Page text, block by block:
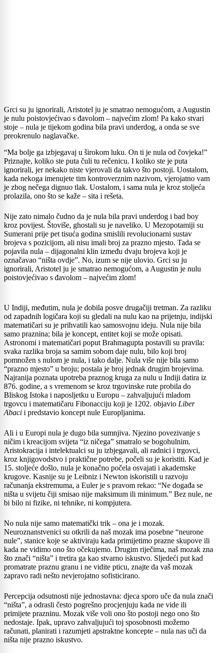
Grci su ju ignorirali, Aristotel ju je smatrao nemogućom, a Augustin
je nulu poistovjećivao s đavolom – najvećim zlom! Pa kako stvari
stoje – nula je tijekom godina bila pravi underdog, a onda se sve
preokrenulo naglavačke.
“Ma bolje ga izbjegavaj u širokom luku. On ti je nula od čovjeka!”
Priznajte, koliko ste puta čuli tu rečenicu. I koliko ste je puta
ignorirali, jer nekako niste vjerovali da takvo što postoji. Uostalom,
kada nekoga imenujete tim kontroverznim nazivom, vjerojatno vam
je zbog nečega dignuo tlak. Uostalom, i sama nula je kroz stoljeća
prolazila, ono što se kaže – sita i rešeta.
Nije zato nimalo čudno da je nula bila pravi underdog i bad boy
kroz povijest. Štoviše, ghostali su je naveliko. U Mezopotamiji su
Sumerani prije pet tisuća godina smislili revolucionarni sustav
brojeva s pozicijom, ali nisu imali broj za prazno mjesto. Tada se
pojavila nula – dijagonalni klin između dvaju brojeva koji je
označavao “ništa ovdje”. No, izum se nije ulovio. Grci su ju
ignorirali, Aristotel ju je smatrao nemogućom, a Augustin je nulu
poistovjećivao s đavolom – najvećim zlom!
U Indiji, međutim, nula je dobila posve drugačiji tretman. Za razliku
od zapadnih logičara koji su gledali na nulu kao na prijetnju, indijski
matematičari su je prihvatili kao samosvojnu ideju. Nula nije bila
samo praznina; bila je koncept, entitet koji se može opisati.
Astronomi i matematičari poput Brahmagupta postavili su pravila:
svaka razlika broja sa samim sobom daje nulu, bilo koji broj
pomnožen s nulom je nula, i tako dalje. Nula više nije bila samo
“prazno mjesto” u broju; postala je broj jednak drugim brojevima.
Najranija poznata upotreba praznog kruga za nulu u Indiji datira iz
876. godine, a s vremenom se kroz trgovinske rute probila do
Bliskog Istoka i naposljetku u Europu – zahvaljujući mladom
trgovcu i matematičaru Fibonacciju koji je 1202. objavio Liber
Abaci i predstavio koncept nule Europljanima.
Ali i u Europi nula je dugo bila sumnjiva. Njezino povezivanje s
ničim i kreacijom svijeta “iz ničega” smatralo se bogohulnim.
Aristokracija i intelektualci su ju izbjegavali, ali radnici i trgovci,
kroz knjigovodstvo i praktične potrebe, počeli su je koristiti. Kad je
15. stoljeće došlo, nula je konačno počela osvajati i akademske
krugove. Kasnije su je Leibniz i Newton iskoristili u razvoju
računanja ekstremuma, a Euler je s pravom rekao: “Ne događa se
ništa u svijetu čiji smisao nije maksimum ili minimum.” Bez nule, ne
bi bilo ni fizike, ni tehnike, ni kompjutera.
No nula nije samo matematički trik – ona je i mozak.
Neuroznanstvenici su otkrili da naš mozak ima posebne “neurone
nule”, stanice koje se aktiviraju kada primijetimo prazne skupove ili
kada ne vidimo ono što očekujemo. Drugim riječima, naš mozak zna
što znači “ništa” i tretira ga kao stvarno iskustvo. Sljedeći put kad
promatrate praznu granu i ne vidite pticu, znajte da vaš mozak
zapravo radi nešto nevjerojatno sofisticirano.
Percepcija odsutnosti nije jednostavna: djeca sporo uče da nula znači
“ništa”, a odrasli često pogrešno procjenjuju kada ne vide ili
primijete prazninu. Mozak više voli ono što postoji nego ono što
nedostaje. Ipak, upravo zahvaljujući toj sposobnosti možemo
računati, planirati i razumjeti apstraktne koncepte – nula nas uči da
ništa nije prazno iskustvo.